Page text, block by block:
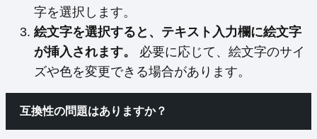
字を選択します。
絵文字を選択すると、テキスト入力欄に絵文字
が挿入されます。
必要に応じて、絵文字のサイ
ズや色を変更できる場合があります。
互換性の問題はありますか？